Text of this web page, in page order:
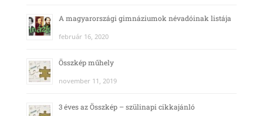
A magyarországi gimnáziumok névadóinak listája
február 16, 2020
Összkép műhely
november 11, 2019
3 éves az Összkép – szülinapi cikkajánló